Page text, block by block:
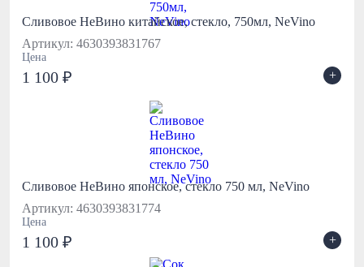
Сливовое НеВино китайское, стекло, 750мл, NeVino
Артикул: 4630393831767
Цена
1 100 ₽ +
Сливовое НеВино японское, стекло 750 мл, NeVino
Артикул: 4630393831774
Цена
1 100 ₽ +